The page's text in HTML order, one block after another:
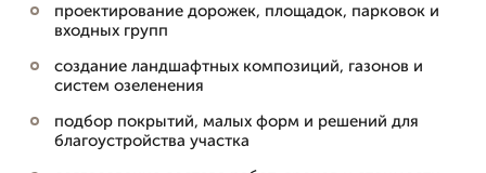
проектирование дорожек, площадок, парковок и
входных групп
создание ландшафтных композиций, газонов и
систем озеленения
подбор покрытий, малых форм и решений для
благоустройства участка